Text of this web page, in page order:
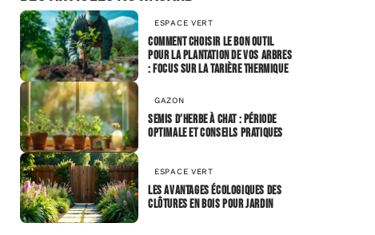
ESPACE VERT
Comment choisir le bon outil
pour la plantation de vos arbres
: focus sur la tarière thermique
GAZON
Semis d’herbe à chat : période
optimale et conseils pratiques
ESPACE VERT
Les avantages écologiques des
clôtures en bois pour jardin